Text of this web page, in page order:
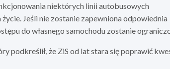
niektórych linii autobusowych
Jeśli nie zostanie zapewniona odpowiednia
do własnego samochodu zostanie
podkreślił, że ZiS od lat stara się poprawić